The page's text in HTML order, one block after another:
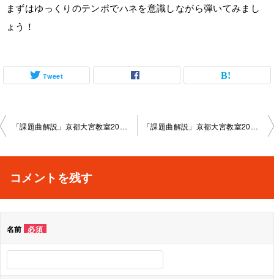
まずはゆっくりのテンポでハネを意識しながら弾いてみまし
ょう！
Tweet
投
ビ
シ
「課題曲解説」京都大宮教室2025-01-25-no0003-­1005 「課題曲解説」京都大宮教室2025-02-08-no0003-­1005
コメントを残す
名前 必須